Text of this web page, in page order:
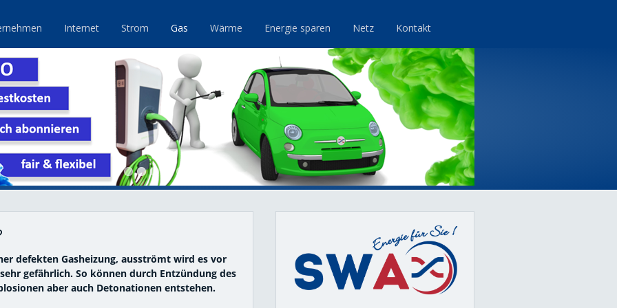
Internet Strom Gas Wärme Energie sparen Netz Kontakt
defekten Gasheizung, ausströmt wird es vor
gefährlich. So können durch Entzündung des
aber auch Detonationen entstehen.